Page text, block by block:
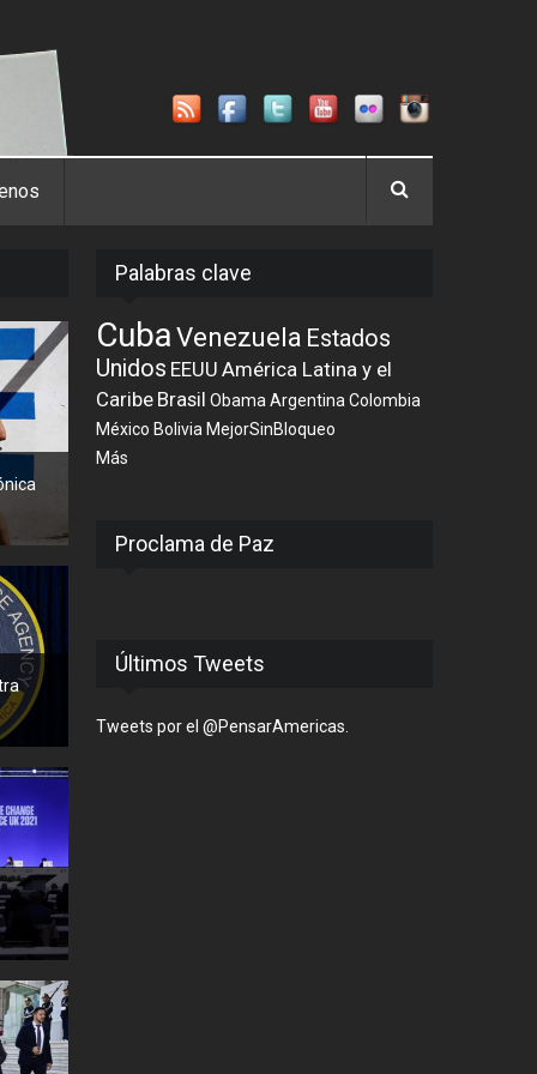
Palabras clave
CubaVenezuela Estados
Unidos EEUU América Latina y el
Caribe Brasil Obama Argentina Colombia
México Bolivia MejorSinBloqueo
Más
Proclama de Paz
Últimos Tweets
Tweets por el @PensarAmericas.